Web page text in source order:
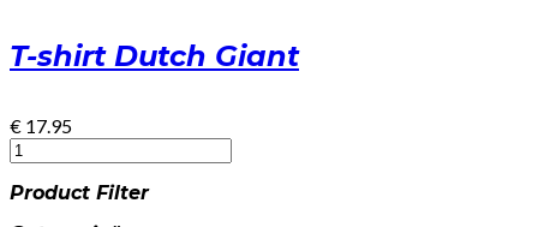
T-shirt Dutch Giant
€ 17.95
T-
shirt
Dutch
Product Filter